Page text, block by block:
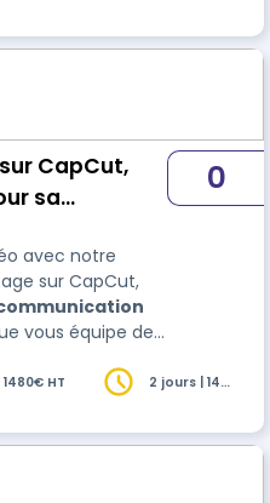
de
au digital
CapCut,
sa
avec notre
sur CapCut,
votre
0
1480€ HT
2 jours | 14